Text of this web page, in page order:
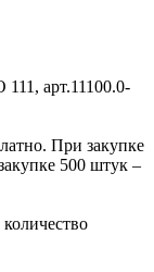
111, арт.11100.0-
При закупке
500 штук –